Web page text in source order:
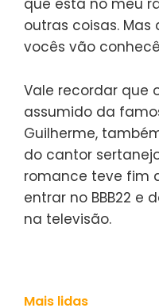
que está no meu
outras coisas.
vocês vão
Vale recordar que
assumido da
Guilherme,
do cantor
romance teve fim
entrar no BBB22 e
na televisão.
Mais lidas